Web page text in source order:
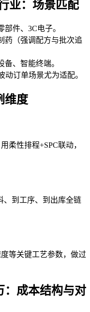
业：场景匹配
件、3C电子。
药（强调配方与批次追
、智能终端。
动订单场景尤为适配。
维度
柔性排程+SPC联动，
、到工序、到出库全链
等关键工艺参数，做过
：成本结构与对